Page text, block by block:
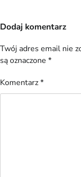
Dodaj komentarz
Twój adres email nie
są oznaczone *
Komentarz*